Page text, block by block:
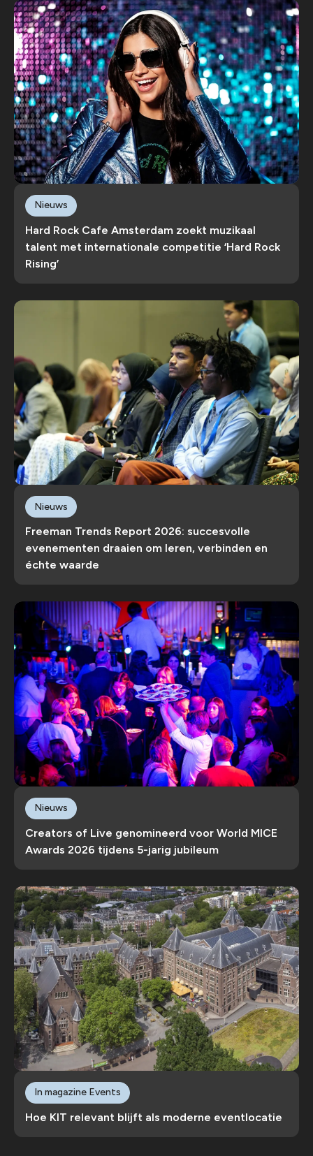
Hard Rock Cafe Amsterdam zoekt muzikaal
talent met internationale competitie ‘Hard Rock
Rising’
Nieuws
Freeman Trends Report 2026: succesvolle
evenementen draaien om leren, verbinden en
échte waarde
Nieuws
Creators of Live genomineerd voor World MICE
Awards 2026 tijdens 5-jarig jubileum
Nieuws
Hoe KIT relevant blijft als moderne eventlocatie
In magazine Events